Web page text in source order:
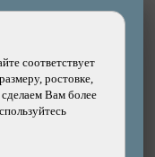
соответствует
ростовке,
Вам более
1% износа